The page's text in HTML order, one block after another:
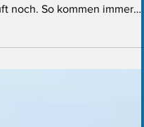
Lützeraths ist schon einige
noch. So kommen immer